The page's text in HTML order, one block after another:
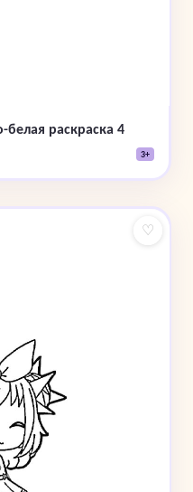
белая раскраска 4
3+
♡